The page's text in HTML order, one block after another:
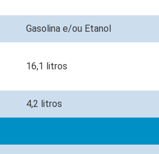
Gasolina e/ou Etanol
16,1 litros
4,2 litros